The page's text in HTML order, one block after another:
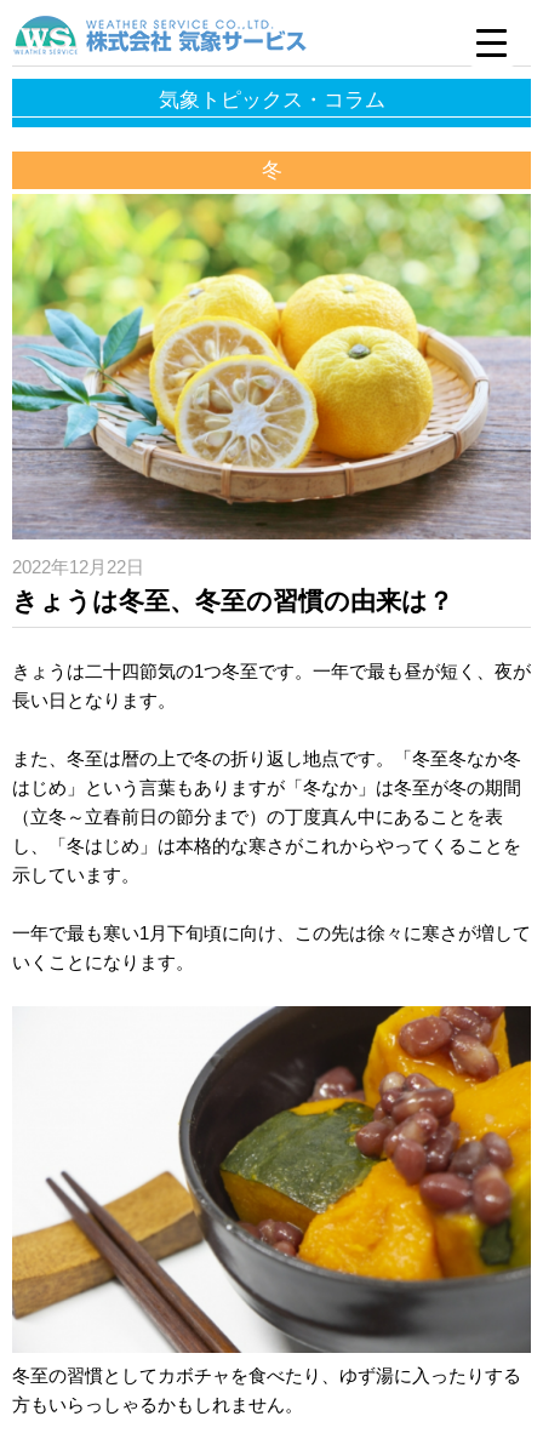
気象トピックス・コラム
冬
2022年12月22日
きょうは冬至、冬至の習慣の由来は？
きょうは二十四節気の1つ冬至です。一年で最も昼が短く、夜が
長い日となります。
また、冬至は暦の上で冬の折り返し地点です。「冬至冬なか冬
はじめ」という言葉もありますが「冬なか」は冬至が冬の期間
（立冬～立春前日の節分まで）の丁度真ん中にあることを表
し、「冬はじめ」は本格的な寒さがこれからやってくることを
示しています。
一年で最も寒い1月下旬頃に向け、この先は徐々に寒さが増して
いくことになります。
冬至の習慣としてカボチャを食べたり、ゆず湯に入ったりする
方もいらっしゃるかもしれません。